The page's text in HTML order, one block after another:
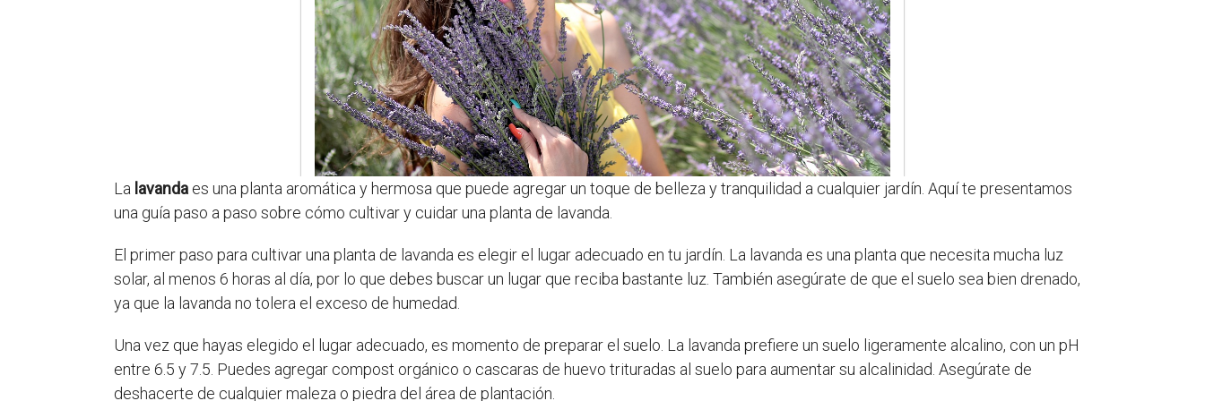
La lavanda es una planta aromática y hermosa que puede agregar un toque de belleza y tranquilidad a cualquier jardín. Aquí te presentamos
una guía paso a paso sobre cómo cultivar y cuidar una planta de lavanda.
El primer paso para cultivar una planta de lavanda es elegir el lugar adecuado en tu jardín. La lavanda es una planta que necesita mucha luz
solar, al menos 6 horas al día, por lo que debes buscar un lugar que reciba bastante luz. También asegúrate de que el suelo sea bien drenado,
ya que la lavanda no tolera el exceso de humedad.
Una vez que hayas elegido el lugar adecuado, es momento de preparar el suelo. La lavanda prefiere un suelo ligeramente alcalino, con un pH
entre 6.5 y 7.5. Puedes agregar compost orgánico o cascaras de huevo trituradas al suelo para aumentar su alcalinidad. Asegúrate de
deshacerte de cualquier maleza o piedra del área de plantación.